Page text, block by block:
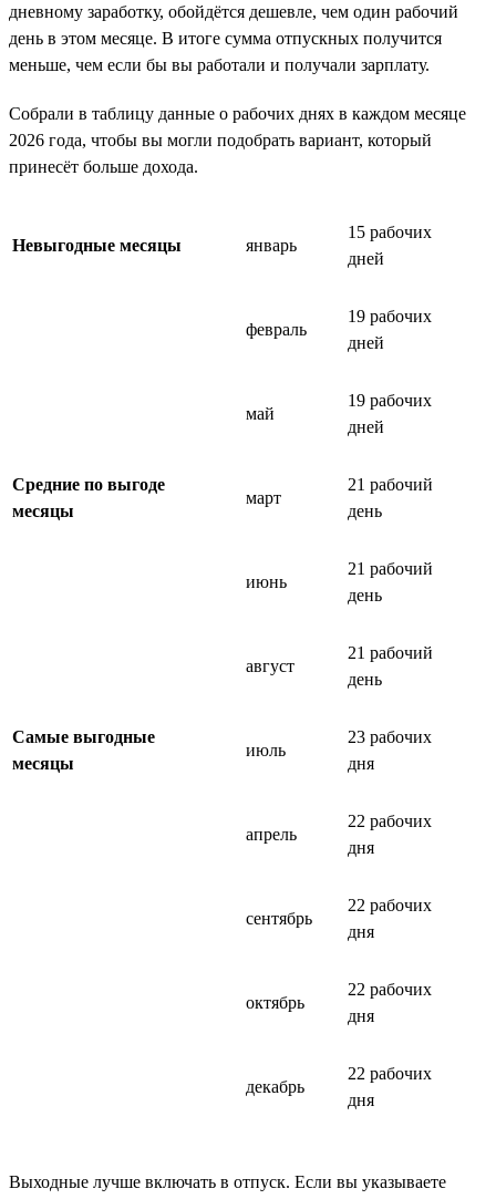
дневному заработку, обойдётся дешевле, чем один рабочий
день в этом месяце. В итоге сумма отпускных получится
меньше, чем если бы вы работали и получали зарплату.
Собрали в таблицу данные о рабочих днях в каждом месяце
2026 года, чтобы вы могли подобрать вариант, который
принесёт больше дохода.
Невыгодные месяцы январь
15 рабочих
дней
февраль
19 рабочих
дней
май
19 рабочих
дней
Средние по выгоде
месяцы
март
21 рабочий
день
июнь
21 рабочий
день
август
21 рабочий
день
Самые выгодные
месяцы
июль
23 рабочих
дня
апрель
22 рабочих
дня
сентябрь
22 рабочих
дня
октябрь
22 рабочих
дня
декабрь
22 рабочих
дня
Выходные лучше включать в отпуск. Если вы указываете